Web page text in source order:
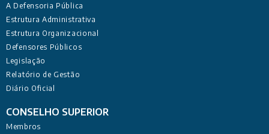
A Defensoria Pública
Estrutura Administrativa
Estrutura Organizacional
Defensores Públicos
Legislação
Relatório de Gestão
Diário Oficial
CONSELHO SUPERIOR
Membros